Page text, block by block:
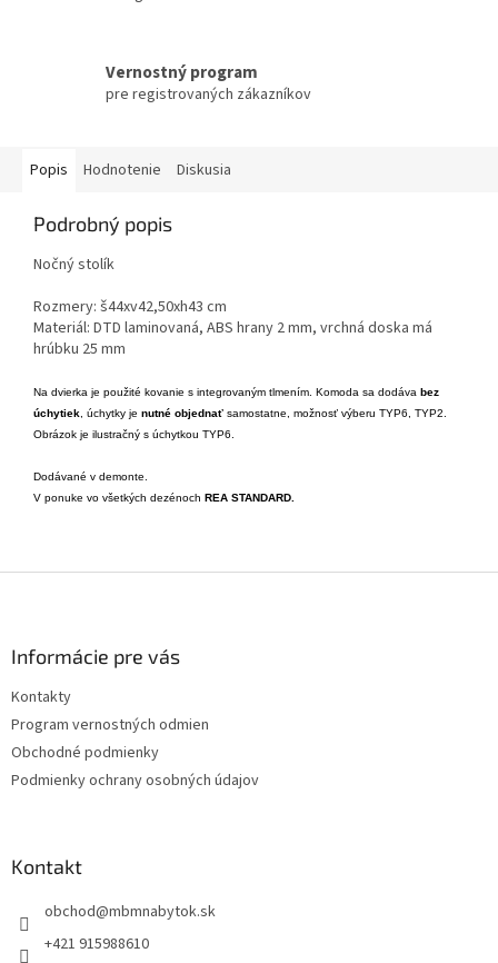
Vernostný program
pre registrovaných zákazníkov
Popis Hodnotenie Diskusia
Podrobný popis
Nočný stolík
Rozmery: š44xv42,50xh43 cm
Materiál: DTD laminovaná, ABS hrany 2 mm, vrchná doska má
hrúbku 25 mm
Na dvierka je použité kovanie s integrovaným tlmením. Komoda sa dodáva bez
úchytiek , úchytky je nutné objednať samostatne, možnosť výberu TYP6, TYP2.
Obrázok je ilustračný s úchytkou TYP6.
Dodávané v demonte.
V ponuke vo všetkých dezénoch REA STANDARD.
Informácie pre vás
Kontakty
Program vernostných odmien
Obchodné podmienky
Podmienky ochrany osobných údajov
Kontakt
obchod@mbmnabytok.sk
+421 915988610